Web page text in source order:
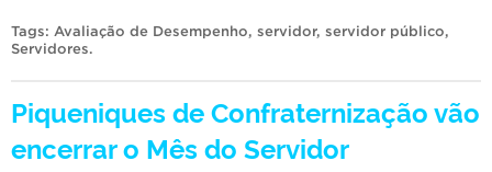
Tags: Avaliação de Desempenho, servidor, servidor público,
Servidores.
Piqueniques de Confraternização vão
encerrar o Mês do Servidor